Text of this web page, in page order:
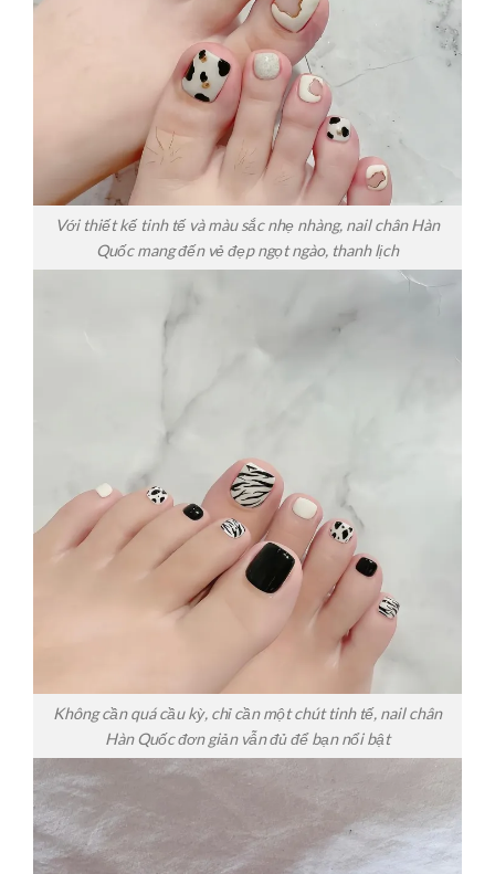
Với thiết kế tinh tế và màu sắc nhẹ nhàng, nail chân Hàn
Quốc mang đến vẻ đẹp ngọt ngào, thanh lịch
Không cần quá cầu kỳ, chỉ cần một chút tinh tế, nail chân
Hàn Quốc đơn giản vẫn đủ để bạn nổi bật